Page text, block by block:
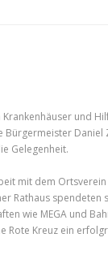
und
Gelegenheit.
mit dem
Rathaus spendeten
wie MEGA und
Rote Kreuz ein